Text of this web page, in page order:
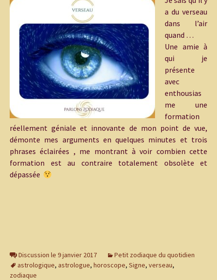
a du verseau
dans l’air
quand …
Une amie à
qui je
présente
avec
enthousias
me une
formation
réellement géniale et innovante de mon point de vue,
démonte mes arguments en quelques minutes et trois
phrases éclairées , me montrant à voir combien cette
formation est au contraire totalement obsolète et
dépassée
Discussion le 9 janvier 2017
Petit zodiaque du quotidien
astrologique, astrologue, horoscope, Signe, verseau,
zodiaque